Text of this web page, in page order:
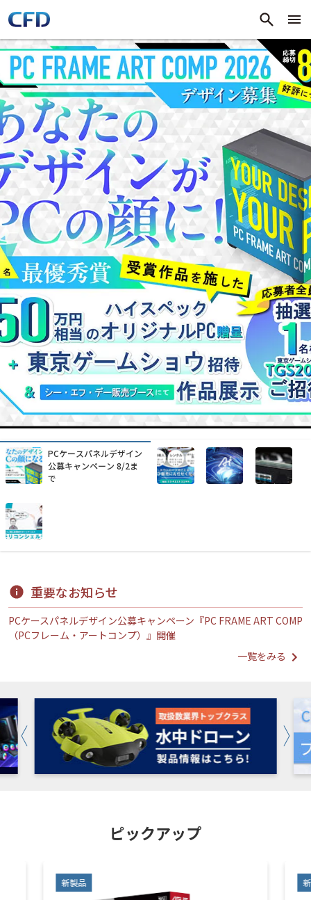
水中ドローンを使った業
務改善をお手伝いします
重要なお知らせ
PCケースパネルデザイン公募キャンペーン『PC FRAME ART COMP
（PCフレーム・アートコンプ）』開催
一覧をみる
ピックアップ
新製品